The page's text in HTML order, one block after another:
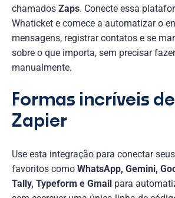
chamados Zaps. Conecte essa
Whaticket e comece a automatizar o
mensagens, registrar contatos e se
sobre o que importa, sem precisar
manualmente.
Formas incríveis
Zapier
Use esta integração para conectar
favoritos como WhatsApp, Gemini,
Tally, Typeform e Gmail para